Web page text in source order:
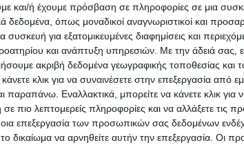
και/ή έχουμε πρόσβαση σε πληροφορίες σε μια
όπως μοναδικοί αναγνωριστικοί και
για εξατομικευμένες διαφημίσεις και
και ανάπτυξη υπηρεσιών. Με την άδειά σας,
ακριβή δεδομένα γεωγραφικής τοποθεσίας και
κλικ για να συναινέσετε στην επεξεργασία από
Εναλλακτικά, μπορείτε να κάνετε κλικ για
πιο λεπτομερείς πληροφορίες και να αλλάξετε τις
επεξεργασία των προσωπικών σας δεδομένων
δικαίωμα να αρνηθείτε αυτήν την επεξεργασία. Οι
μας, ιδίως στη χώρα μας, που τόσο πληγώθηκε
διχαστικές λογικές στο εσωτερικό
οικονομία είναι ήδη εδώ και είναι παντού.
Έχει αλλάξει τα πάντα στον τρόπο
λειτουργιών.